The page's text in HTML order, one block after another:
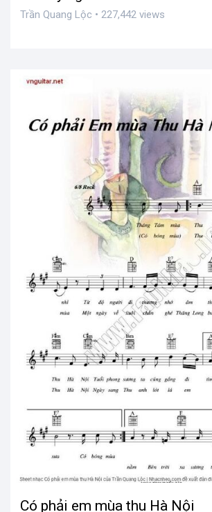
Trần Quang Lộc • 227,442 views
Có phải em mùa thu Hà Nội